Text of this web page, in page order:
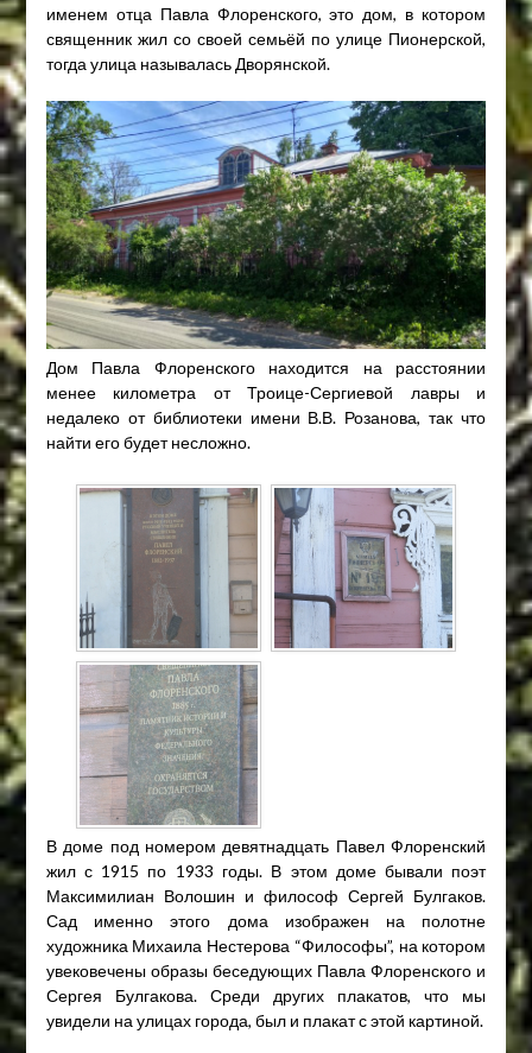
именем отца Павла Флоренского, это дом, в котором
священник жил со своей семьёй по улице Пионерской,
тогда улица называлась Дворянской.
Дом Павла Флоренского находится на расстоянии
менее километра от Троице-Сергиевой лавры и
недалеко от библиотеки имени В.В. Розанова, так что
найти его будет несложно.
В доме под номером девятнадцать Павел Флоренский
жил с 1915 по 1933 годы. В этом доме бывали поэт
Максимилиан Волошин и философ Сергей Булгаков.
Сад именно этого дома изображен на полотне
художника Михаила Нестерова “Философы”, на котором
увековечены образы беседующих Павла Флоренского и
Сергея Булгакова. Среди других плакатов, что мы
увидели на улицах города, был и плакат с этой картиной.